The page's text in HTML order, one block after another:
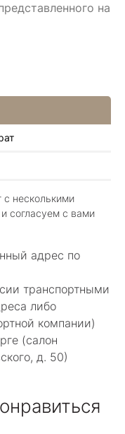
на
с несколькими
согласуем с вами
адрес по
транспортными
либо
компании)
(салон
д. 50)
не похожие
очень
деле помогли
Конюшенной
этот
с